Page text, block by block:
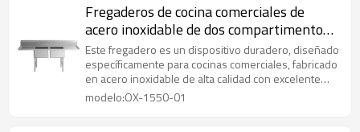
instalación es flexible y su mantenimiento es
sencillo.
Fregaderos de cocina comerciales de
acero inoxidable de dos compartimentos
con escurridores
Este fregadero es un dispositivo duradero, diseñado
específicamente para cocinas comerciales, fabricado
en acero inoxidable de alta calidad con excelente
resistencia a la corrosión y fácil de limpiar. Es apto
modelo:OX-1550-01